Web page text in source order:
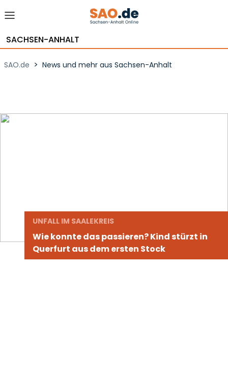
SACHSEN-ANHALT
SAO.de > News und mehr aus Sachsen-Anhalt
UNFALL IM SAALEKREIS
Wie konnte das passieren? Kind stürzt in
Querfurt aus dem ersten Stock